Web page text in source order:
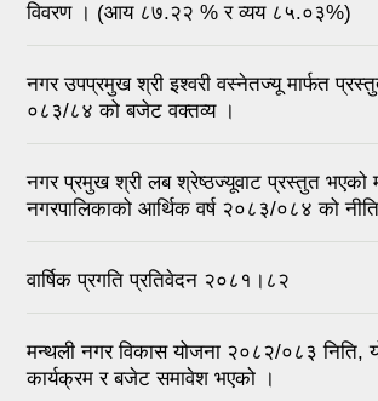
विवरण । (आय ८७.२२ % र व्यय ८५.०३%)
नगर उपप्रमुख श्री इश्वरी वस्नेतज्यू मार्फत
०८३/८४ को बजेट वक्तव्य ।
नगर प्रमुख श्री लब श्रेष्ठज्यूवाट प्रस्तुत भएको
नगरपालिकाको आर्थिक वर्ष २०८३/०८४ को
वार्षिक प्रगति प्रतिवेदन २०८१।८२
मन्थली नगर विकास योजना २०८२/०८३ निति,
कार्यक्रम र बजेट समावेश भएको ।